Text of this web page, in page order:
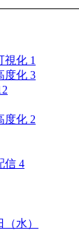
視化 1
度化 3
度化 2
信 4
水）